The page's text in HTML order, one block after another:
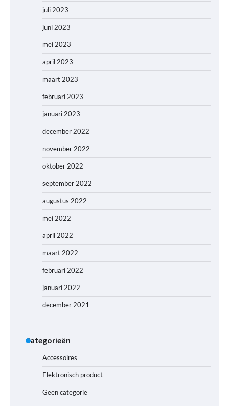
juli 2023
juni 2023
mei 2023
april 2023
maart 2023
februari 2023
januari 2023
december 2022
november 2022
oktober 2022
september 2022
augustus 2022
mei 2022
april 2022
maart 2022
februari 2022
januari 2022
december 2021
Categorieën
Accessoires
Elektronisch product
Geen categorie